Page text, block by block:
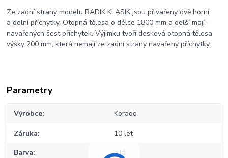
Ze zadní strany modelu RADIK KLASIK jsou přivařeny dvě horní
a dolní příchytky. Otopná tělesa o délce 1800 mm a delší mají
navařených šest příchytek. Výjimku tvoří desková otopná tělesa
výšky 200 mm, která nemají ze zadní strany navařeny příchytky.
Parametry
Výrobce Korado
Záruka 10 let
Barva bílá